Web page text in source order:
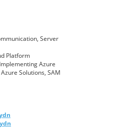
Server
Platform
Azure
Solutions, SAM